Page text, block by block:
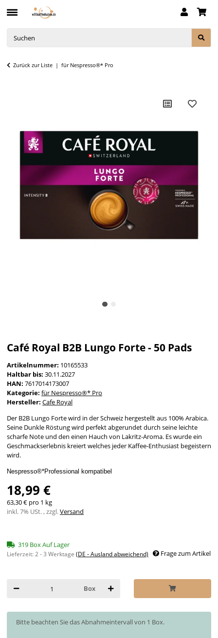
Zurück zur Liste für Nespresso®* Pro
Café Royal B2B Lungo Forte - 50 Pads
Artikelnummer: 10165533
Haltbar bis: 30.11.2027
HAN: 7617014173007
Kategorie: für Nespresso®* Pro
Hersteller: Cafe Royal
Der B2B Lungo Forte wird in der Schweiz hergestellt aus 100% Arabica.
Seine Dunkle Röstung wird perfekt abgerundet durch seine leichte
scharfe Note und den einen Hauch von Lakritz-Aroma. Es wurde ein
Geschmackserlebnis kreiert welches jeder Kaffee-Enthusiast begeistern
wird.
Nespresso®*Professional kompatibel
18,99 €
63,30 € pro 1 kg
inkl. 7% USt. , zzgl.Versand
319 Box Auf Lager
Lieferzeit:2 - 3 Werktage (DE - Ausland abweichend) Frage zum Artikel
Box
x
Bitte beachten Sie das Abnahmeintervall von 1 Box.